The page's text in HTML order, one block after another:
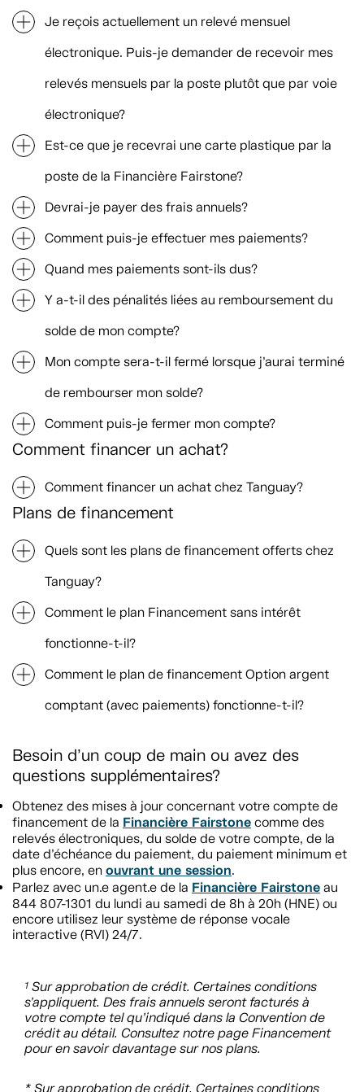
Je reçois actuellement un relevé mensuel
électronique. Puis-je demander de recevoir mes
relevés mensuels par la poste plutôt que par voie
électronique?
Est-ce que je recevrai une carte plastique par la
poste de la Financière Fairstone?
Devrai-je payer des frais annuels?
Comment puis-je effectuer mes paiements?
Quand mes paiements sont-ils dus?
Y a-t-il des pénalités liées au remboursement du
solde de mon compte?
Mon compte sera-t-il fermé lorsque j’aurai terminé
de rembourser mon solde?
Comment puis-je fermer mon compte?
Comment financer un achat?
Comment financer un achat chez Tanguay?
Plans de financement
Quels sont les plans de financement offerts chez
Tanguay?
Comment le plan Financement sans intérêt
fonctionne-t-il?
Comment le plan de financement Option argent
comptant (avec paiements) fonctionne-t-il?
Besoin d’un coup de main ou avez des
questions supplémentaires?
Obtenez des mises à jour concernant votre compte de
financement de la Financière Fairstone comme des
relevés électroniques, du solde de votre compte, de la
date d’échéance du paiement, du paiement minimum et
plus encore, en ouvrant une session.
Parlez avec un.e agent.e de la Financière Fairstone au
844 807-1301 du lundi au samedi de 8h à 20h (HNE) ou
encore utilisez leur système de réponse vocale
interactive (RVI) 24/7.
1 Sur approbation de crédit. Certaines conditions
s’appliquent. Des frais annuels seront facturés à
votre compte tel qu’indiqué dans la Convention de
crédit au détail. Consultez notre page Financement
pour en savoir davantage sur nos plans.
* Sur approbation de crédit. Certaines conditions